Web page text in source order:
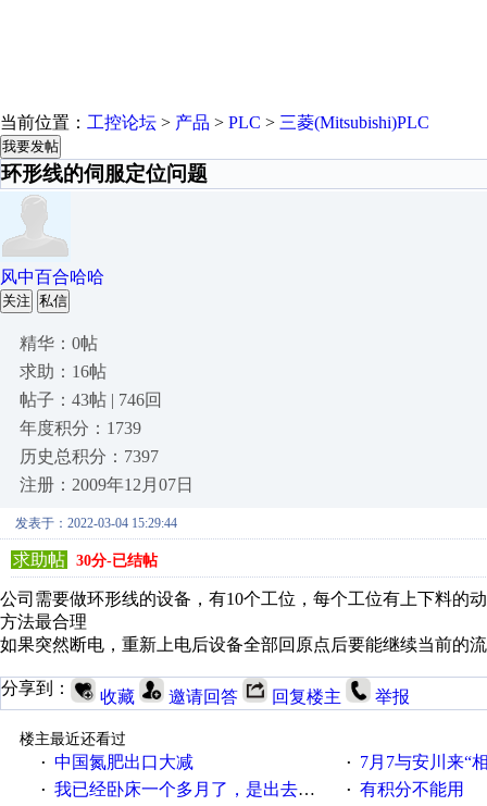
当前位置： 工控论坛 > 产品 > PLC > 三菱(Mitsubishi)PLC
我要发帖
环形线的伺服定位问题
风中百合哈哈
关注 私信
精华：0帖
求助：16帖
帖子：43帖 | 746回
年度积分：1739
历史总积分：7397
注册：2009年12月07日
发表于：2022-03-04 15:29:44
求助帖 30分-已结帖
公司需要做环形线的设备，有10个工位，每个工位有上下料的
方法最合理
如果突然断电，重新上电后设备全部回原点后要能继续当前的
分享到： 收藏 邀请回答 回复楼主 举报
楼主最近还看过
· 中国氮肥出口大减 · 7月7与安川来“
· 我已经卧床一个多月了，是出去安装机械手在高速遭遇车祸所致:大家工作都要特别注意啊 · 有积分不能用